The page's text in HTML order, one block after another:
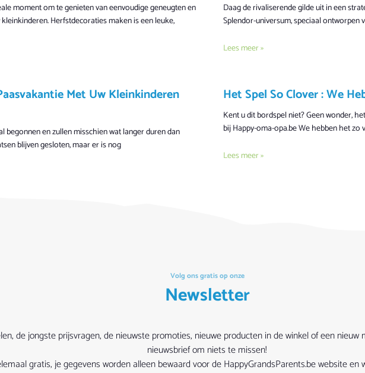
moment om te genieten van eenvoudige geneugten en
Herfstdecoraties maken is een leuke,
Daag de rivaliserende gilde uit in een
Splendor-universum, speciaal ontworpen
Lees meer »
Met Uw Kleinkinderen
en zullen misschien wat langer duren dan
blijven gesloten, maar er is nog
Het Spel So Clover : We
Kent u dit bordspel niet? Geen wonder,
bij Happy-oma-opa.be We hebben het zo
Lees meer »
Volg ons gratis op onze
Newsletter
de jongste prijsvragen, de nieuwste promoties, nieuwe producten in de winkel of een nieuw
nieuwsbrief om niets te missen!
gratis, je gegevens worden alleen bewaard voor de HappyGrandsParents.be website en